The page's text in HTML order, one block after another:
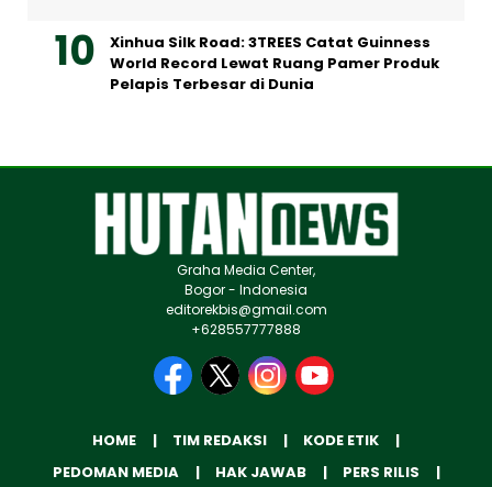
Xinhua Silk Road: 3TREES Catat Guinness
World Record Lewat Ruang Pamer Produk
Pelapis Terbesar di Dunia
Graha Media Center,
Bogor - Indonesia
editorekbis@gmail.com
+628557777888
HOME TIM REDAKSI
KODE ETIK
PEDOMAN MEDIA
HAK JAWAB PERS RILIS